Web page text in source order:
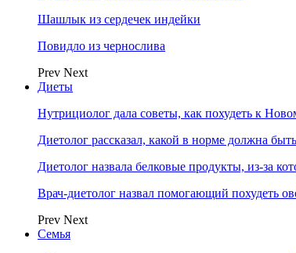
Шашлык из сердечек индейки
Повидло из чернослива
Prev Next
Диеты
Нутрициолог дала советы, как похудеть к
Диетолог рассказал, какой в норме должна
Диетолог назвала белковые продукты, из-за
Врач-диетолог назвал помогающий похудеть
Prev Next
Семья